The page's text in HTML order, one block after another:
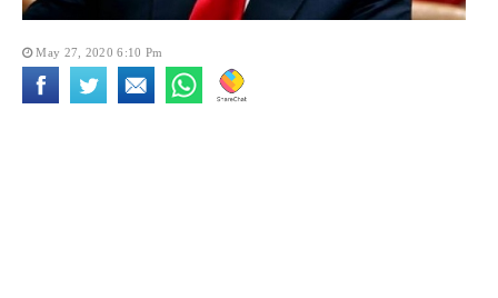
May 27, 2020 6:10 Pm